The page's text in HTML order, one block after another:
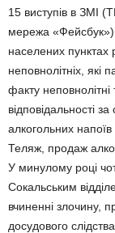
15 виступів в ЗМІ
мережа
населених пунктах
неповнолітніх, які
факту неповнолітні
відповідальності
алкогольних
Теляж, продаж
У минулому році
Сокальським
вчиненні злочину,
досудового